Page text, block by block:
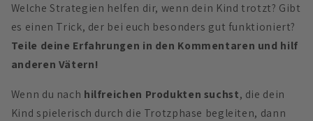
Welche Strategien helfen dir, wenn dein Kind trotzt? Gibt
es einen Trick, der bei euch besonders gut funktioniert?
Teile deine Erfahrungen in den Kommentaren und hilf
anderen Vätern!
Wenn du nach hilfreichen Produkten suchst, die dein
Kind spielerisch durch die Trotzphase begleiten, dann